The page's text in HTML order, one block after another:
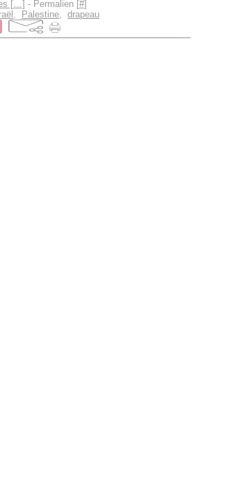
[…] - Permalien [#]
, Palestine, drapeau